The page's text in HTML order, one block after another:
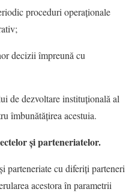
proceduri operaţionale
decizii împreună cu
de dezvoltare instituţională al
îmbunătățirea acestuia.
şi parteneriatelor.
parteneriate cu diferiţi parteneri
acestora în parametrii